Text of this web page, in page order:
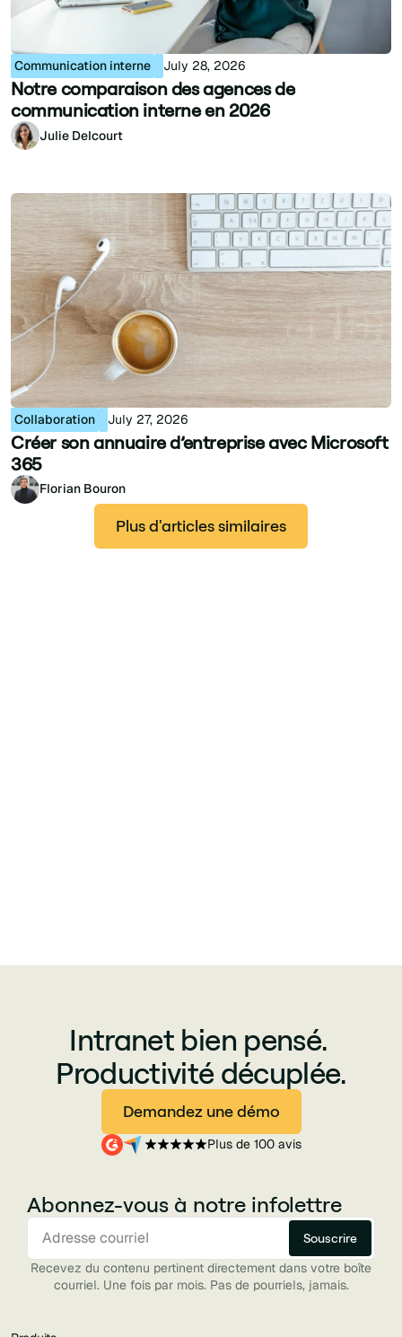
Communication interne July 28, 2026
Notre comparaison des agences de
communication interne en 2026
Julie Delcourt
Collaboration July 27, 2026
Créer son annuaire d’entreprise avec Microsoft
365
Florian Bouron
Plus d'articles similaires
Intranet bien pensé.
Productivité décuplée.
Demandez une démo
Plus de 100 avis
Abonnez-vous à notre infolettre
Recevez du contenu pertinent directement dans votre boîte
courriel. Une fois par mois. Pas de pourriels, jamais.